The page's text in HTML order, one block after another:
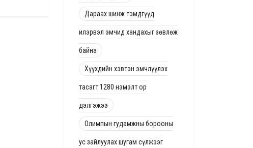
Дараах шинж тэмдгүүд
илэрвэл эмчид хандахыг зөвлөж
байна
Хүүхдийн хэвтэн эмчлүүлэх
тасагт 1280 нэмэлт ор
дэлгэжээ
Олимпын гудамжны борооны
ус зайлуулах шугам сүлжээг